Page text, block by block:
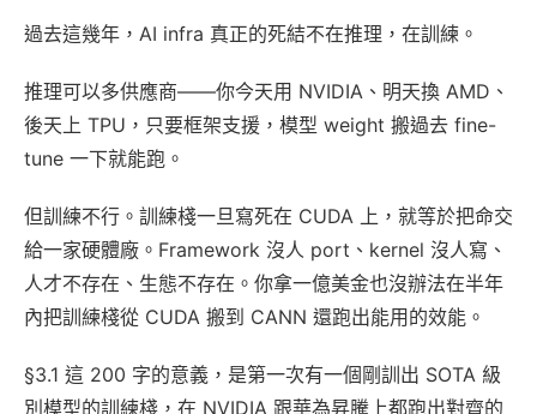
過去這幾年，AI infra 真正的死結不在推理，在訓練。
推理可以多供應商——你今天用 NVIDIA、明天換 AMD、
後天上 TPU，只要框架支援，模型 weight 搬過去 fine-
tune 一下就能跑。
但訓練不行。訓練棧一旦寫死在 CUDA 上，就等於把命交
給一家硬體廠。Framework 沒人 port、kernel 沒人寫、
人才不存在、生態不存在。你拿一億美金也沒辦法在半年
內把訓練棧從 CUDA 搬到 CANN 還跑出能用的效能。
§3.1 這 200 字的意義，是第一次有一個剛訓出 SOTA 級
別模型的訓練棧，在 NVIDIA 跟華為昇騰上都跑出對齊的